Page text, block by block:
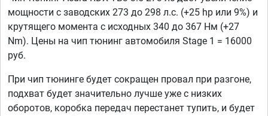
мощности с заводских 273 до 298 л.с. (+25 hp или 9%) и
крутящего момента с исходных 340 до 367 Нм (+27
Nm). Цены на чип тюнинг автомобиля Stage 1 = 16000
руб.
При чип тюнинге будет сокращен провал при разгоне,
подхват будет значительно лучше уже с низких
оборотов, коробка передач перестанет тупить, и будет